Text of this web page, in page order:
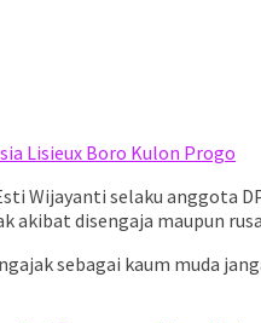
Lisieux Boro Kulon Progo
Wijayanti selaku anggota
akibat disengaja maupun
sebagai kaum muda